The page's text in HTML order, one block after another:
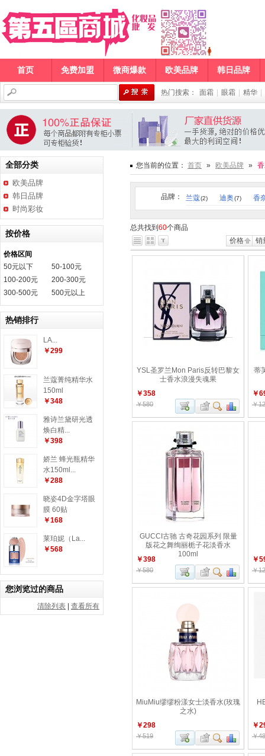
首页 免费加盟 微商爆款 欧美品牌 韩日品牌
热门搜索： 面霜 眼霜 精华
您当前的位置： 首页 » 欧美品牌 »
品牌： 兰蔻(2) 迪奥(7) 香
总共找到 60个商品
价格
销
YSL圣罗兰Mon Paris反转巴黎女
士香水浪漫失魂果
￥358
￥580
蒂
￥
￥
GUCCI古驰 古奇花园系列 限量
版花之舞绚丽栀子花淡香水
100ml
￥398
￥580
￥
￥
MiuMiu缪缪粉漾女士淡香水(玫瑰
之水)
￥298
￥519
￥
￥
全部分类
欧美品牌
韩日品牌
时尚彩妆
按价格
价格区间
50元以下
50-100元
100-200元
200-300元
300-500元
500元以上
热销排行
LA...
￥299
兰蔻菁纯精华水
150ml
￥348
雅诗兰黛研光透
焕白精...
￥398
娇兰 蜂光瓶精华
水150ml...
￥288
晓姿4D金字塔眼
膜 60贴
￥168
莱珀妮（La...
￥568
您浏览过的商品
清除列表 查看所有